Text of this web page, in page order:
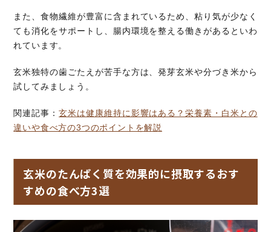
また、食物繊維が豊富に含まれているため、粘り気が少なく
ても消化をサポートし、腸内環境を整える働きがあるといわ
れています。
玄米独特の歯ごたえが苦手な方は、発芽玄米や分づき米から
試してみましょう。
関連記事：玄米は健康維持に影響はある？栄養素・白米との
違いや食べ方の3つのポイントを解説
玄米のたんぱく質を効果的に摂取するおす
すめの食べ方3選